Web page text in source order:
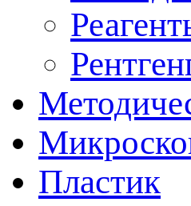
Пластик